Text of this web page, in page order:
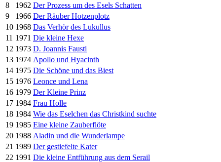
8
1962 Der Prozess um des Esels Schatten
9
1966 Der Räuber Hotzenplotz
10 1968 Das Verhör des Lukullus
11 1971 Die kleine Hexe
12 1973 D. Joannis Fausti
13 1974 Apollo und Hyacinth
14 1975 Die Schöne und das Biest
15 1976 Leonce und Lena
16 1979 Der Kleine Prinz
17 1984 Frau Holle
18 1984 Wie das Eselchen das Christkind suchte
19 1985 Eine kleine Zauberflöte
20 1988 Aladin und die Wunderlampe
21 1989 Der gestiefelte Kater
22 1991 Die kleine Entführung aus dem Serail